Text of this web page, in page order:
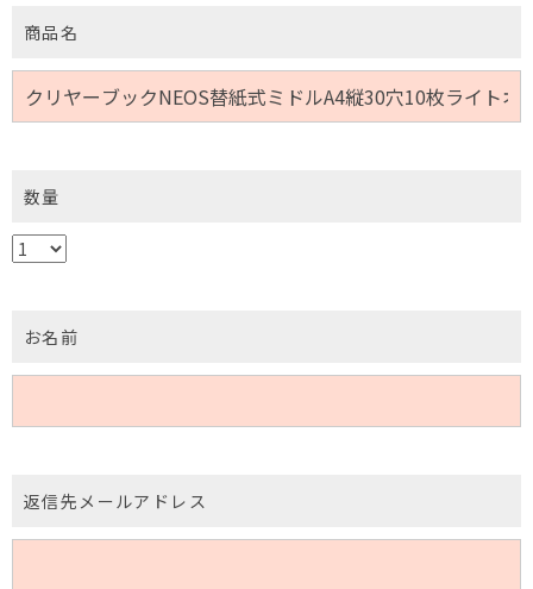
商品名
数量
お名前
返信先メールアドレス